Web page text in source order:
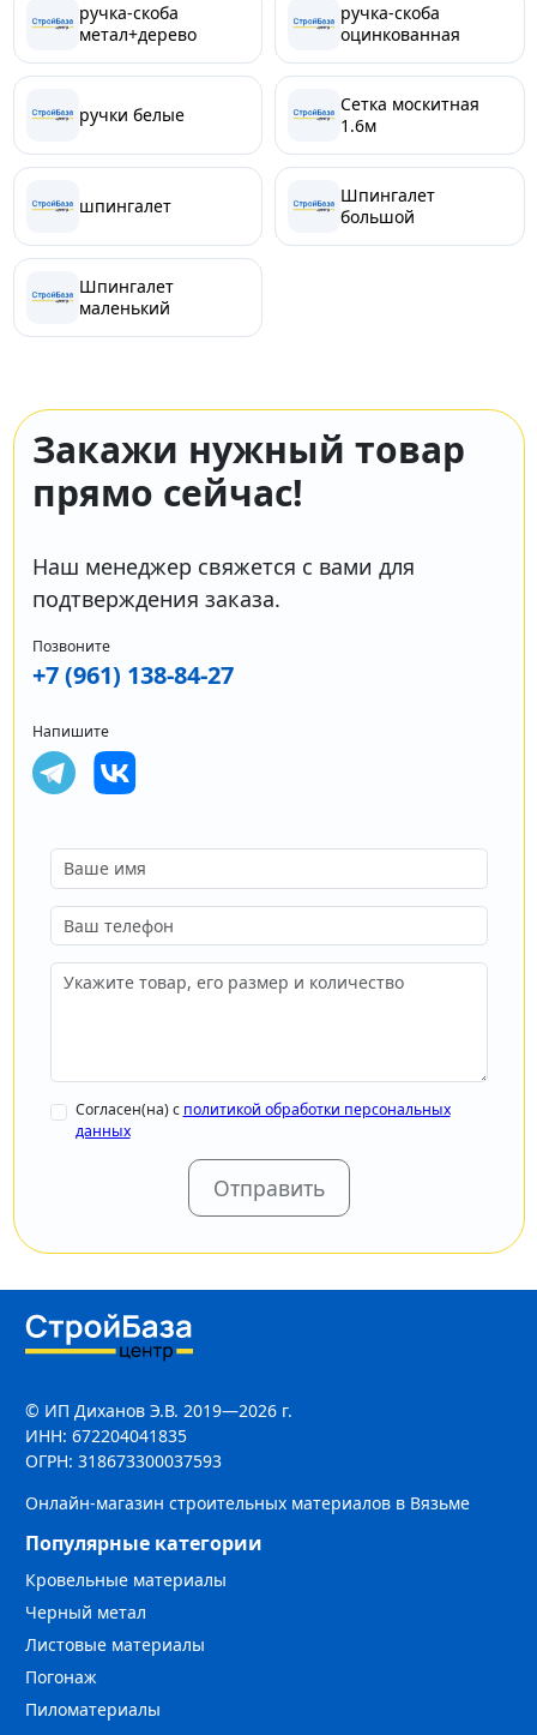
ручка-скоба
метал+дерево
ручка-скоба
оцинкованная
ручки белые
Сетка москитная
1.6м
шпингалет
Шпингалет
большой
Шпингалет
маленький
Закажи нужный товар
прямо сейчас!
Наш менеджер свяжется с вами для
подтверждения заказа.
Позвоните
+7 (961) 138-84-27
Напишите
Согласен(на) с политикой обработки персональных
данных
Отправить
© ИП Диханов Э.В. 2019—2026 г.
ИНН: 672204041835
ОГРН: 318673300037593
Онлайн-магазин строительных материалов в Вязьме
Популярные категории
Кровельные материалы
Черный метал
Листовые материалы
Погонаж
Пиломатериалы